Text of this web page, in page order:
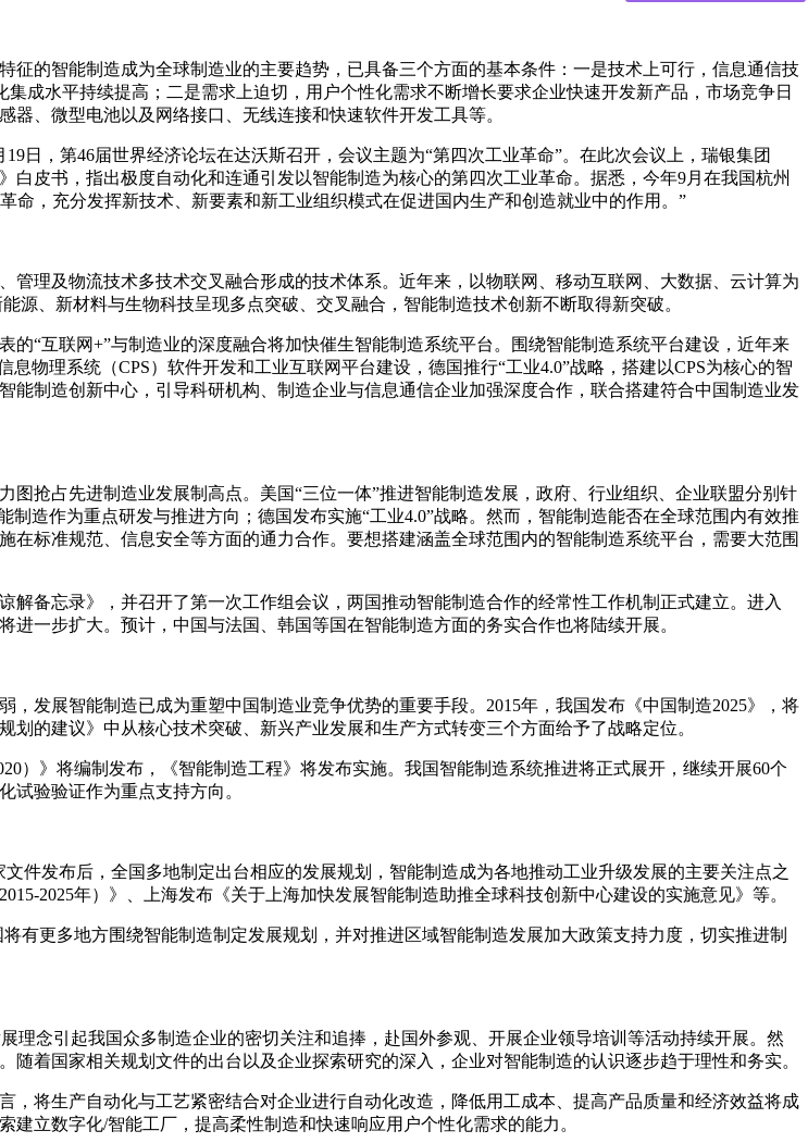
的智能制造成为全球制造业的主要趋势，已具备三个方面的基本条件：一是技术上可行，信息通信技
成水平持续提高；二是需求上迫切，用户个性化需求不断增长要求企业快速开发新产品，市场竞争日
、微型电池以及网络接口、无线连接和快速软件开发工具等。
，第46届世界经济论坛在达沃斯召开，会议主题为“第四次工业革命”。在此次会议上，瑞银集团
白皮书，指出极度自动化和连通引发以智能制造为核心的第四次工业革命。据悉，今年9月在我国杭州
命，充分发挥新技术、新要素和新工业组织模式在促进国内生产和创造就业中的作用。”
理及物流技术多技术交叉融合形成的技术体系。近年来，以物联网、移动互联网、大数据、云计算为
、新材料与生物科技呈现多点突破、交叉融合，智能制造技术创新不断取得新突破。
“互联网+”与制造业的深度融合将加快催生智能制造系统平台。围绕智能制造系统平台建设，近年来
物理系统（CPS）软件开发和工业互联网平台建设，德国推行“工业4.0”战略，搭建以CPS为核心的智
制造创新中心，引导科研机构、制造企业与信息通信企业加强深度合作，联合搭建符合中国制造业发
占先进制造业发展制高点。美国“三位一体”推进智能制造发展，政府、行业组织、企业联盟分别针
造作为重点研发与推进方向；德国发布实施“工业4.0”战略。然而，智能制造能否在全球范围内有效推
标准规范、信息安全等方面的通力合作。要想搭建涵盖全球范围内的智能制造系统平台，需要大范围
备忘录》，并召开了第一次工作组会议，两国推动智能制造合作的经常性工作机制正式建立。进入
一步扩大。预计，中国与法国、韩国等国在智能制造方面的务实合作也将陆续开展。
展智能制造已成为重塑中国制造业竞争优势的重要手段。2015年，我国发布《中国制造2025》，将
的建议》中从核心技术突破、新兴产业发展和生产方式转变三个方面给予了战略定位。
》将编制发布，《智能制造工程》将发布实施。我国智能制造系统推进将正式展开，继续开展60个
试验验证作为重点支持方向。
发布后，全国多地制定出台相应的发展规划，智能制造成为各地推动工业升级发展的主要关注点之
2025年）》、上海发布《关于上海加快发展智能制造助推全球科技创新中心建设的实施意见》等。
更多地方围绕智能制造制定发展规划，并对推进区域智能制造发展加大政策支持力度，切实推进制
念引起我国众多制造企业的密切关注和追捧，赴国外参观、开展企业领导培训等活动持续开展。然
着国家相关规划文件的出台以及企业探索研究的深入，企业对智能制造的认识逐步趋于理性和务实。
将生产自动化与工艺紧密结合对企业进行自动化改造，降低用工成本、提高产品质量和经济效益将成
立数字化/智能工厂，提高柔性制造和快速响应用户个性化需求的能力。